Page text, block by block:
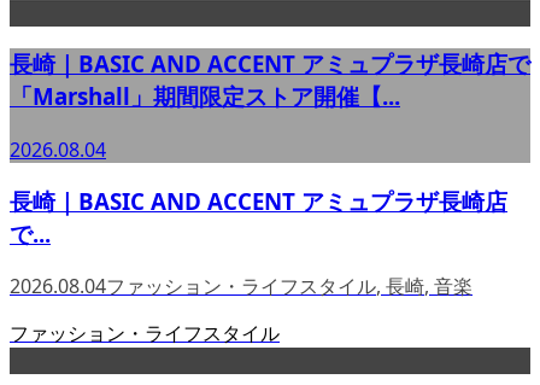
長崎｜BASIC AND ACCENT アミュプラザ長崎店で
「Marshall」期間限定ストア開催【...
2026.08.04
長崎｜BASIC AND ACCENT アミュプラザ長崎店
で...
2026.08.04ファッション・ライフスタイル, 長崎, 音楽
ファッション・ライフスタイル